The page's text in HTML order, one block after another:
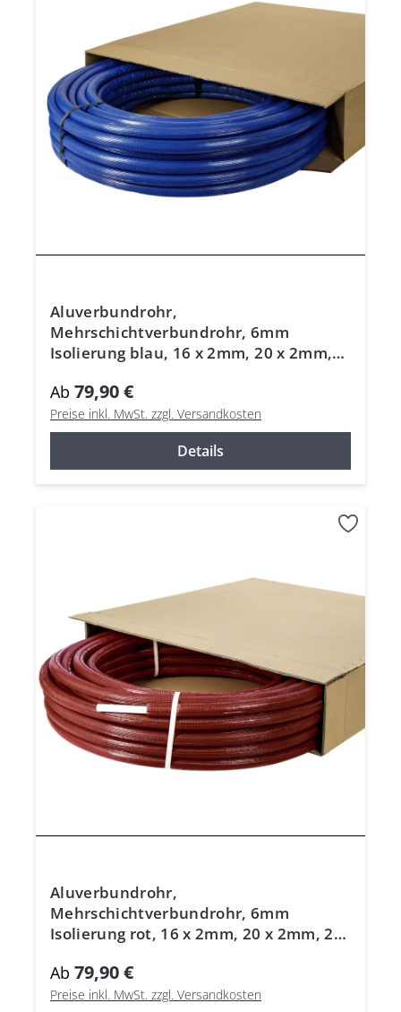
Aluverbundrohr,
Mehrschichtverbundrohr, 6mm
Isolierung blau, 16 x 2mm, 20 x 2mm,
Ab 79,90 €
Preise inkl. MwSt. zzgl. Versandkosten
Details
Aluverbundrohr,
Mehrschichtverbundrohr, 6mm
Isolierung rot, 16 x 2mm, 20 x 2mm, 26
Ab 79,90 €
Preise inkl. MwSt. zzgl. Versandkosten